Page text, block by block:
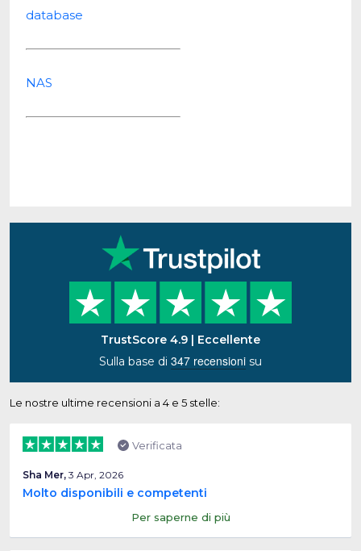
database
NAS
TrustScore 4.9 | Eccellente
Sulla base di 347 recensioni su
Le nostre ultime recensioni a 4 e 5 stelle:
Verificata
Sha Mer, 3 Apr, 2026
Molto disponibili e competenti
Per saperne di più